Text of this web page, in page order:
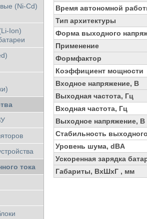
Время автономной
Тип архитектуры
Форма выходного
Применение
Формфактор
Коэффициент мощности
Входное напряжение, В
Выходная частота, Гц
Входная частота, Гц
Выходное напряжение, В
Стабильность
Уровень шума, dBA
Ускоренная зарядка
Габариты, ВхШхГ , мм
(Ni-Cd)
Ion)
тока